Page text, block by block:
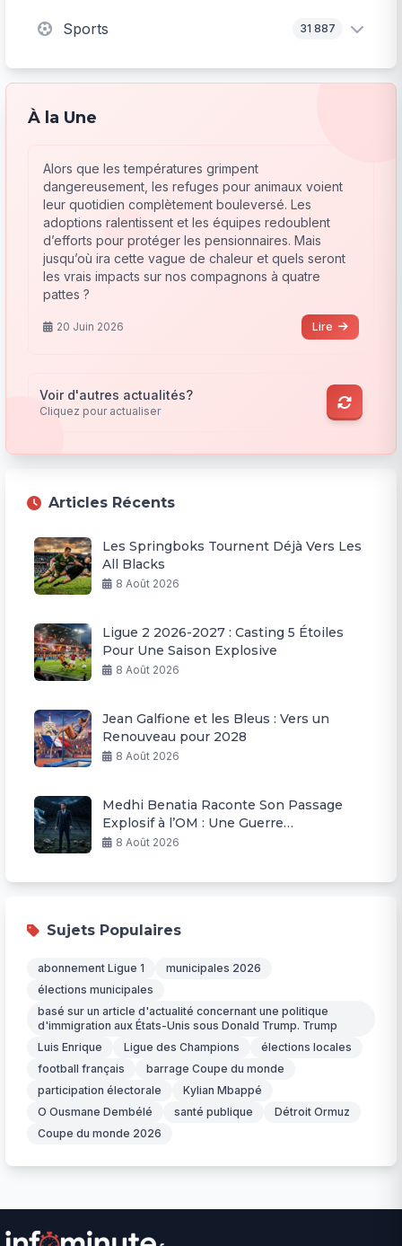
Sports 31 887
À la Une
Alors que les températures grimpent
dangereusement, les refuges pour animaux voient
leur quotidien complètement bouleversé. Les
adoptions ralentissent et les équipes redoublent
d’efforts pour protéger les pensionnaires. Mais
jusqu’où ira cette vague de chaleur et quels seront
les vrais impacts sur nos compagnons à quatre
pattes ?
20 Juin 2026 Lire
Voir d'autres actualités?
Cliquez pour actualiser
Articles Récents
Les Springboks Tournent Déjà Vers Les
All Blacks
8 Août 2026
Ligue 2 2026-2027 : Casting 5 Étoiles
Pour Une Saison Explosive
8 Août 2026
Jean Galfione et les Bleus : Vers un
Renouveau pour 2028
8 Août 2026
Medhi Benatia Raconte Son Passage
Explosif à l’OM : Une Guerre
Permanente
8 Août 2026
Sujets Populaires
abonnement Ligue 1
municipales 2026
élections municipales
basé sur un article d'actualité concernant une politique
d'immigration aux États-Unis sous Donald Trump. Trump
Luis Enrique
Ligue des Champions
élections locales
football français
barrage Coupe du monde
participation électorale
Kylian Mbappé
O Ousmane Dembélé
santé publique
Détroit Ormuz
Coupe du monde 2026